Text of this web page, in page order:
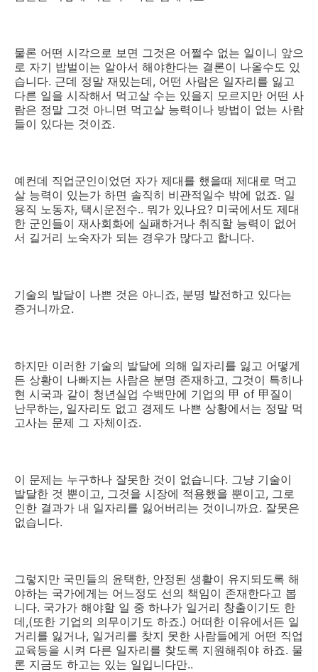
물론 어떤 시각으로 보면 그것은 어쩔수 없는 일이니 앞으
로 자기 밥벌이는 알아서 해야한다는 결론이 나올수도 있
습니다. 근데 정말 재밌는데, 어떤 사람은 일자리를 잃고
다른 일을 시작해서 먹고살 수는 있을지 모르지만 어떤 사
람은 정말 그것 아니면 먹고살 능력이나 방법이 없는 사람
들이 있다는 것이죠.
예컨데 직업군인이었던 자가 제대를 했을때 제대로 먹고
살 능력이 있는가 하면 솔직히 비관적일수 밖에 없죠. 일
용직 노동자, 택시운전수.. 뭐가 있나요? 미국에서도 제대
한 군인들이 재사회화에 실패하거나 취직할 능력이 없어
서 길거리 노숙자가 되는 경우가 많다고 합니다.
기술의 발달이 나쁜 것은 아니죠, 분명 발전하고 있다는
증거니까요.
하지만 이러한 기술의 발달에 의해 일자리를 잃고 어떻게
든 상황이 나빠지는 사람은 분명 존재하고, 그것이 특히나
현 시국과 같이 청년실업 수백만에 기업의 甲 of 甲질이
난무하는, 일자리도 없고 경제도 나쁜 상황에서는 정말 먹
고사는 문제 그 자체이죠.
이 문제는 누구하나 잘못한 것이 없습니다. 그냥 기술이
발달한 것 뿐이고, 그것을 시장에 적용했을 뿐이고, 그로
인한 결과가 내 일자리를 잃어버리는 것이니까요. 잘못은
없습니다.
그렇지만 국민들의 윤택한, 안정된 생활이 유지되도록 해
야하는 국가에게는 어느정도 선의 책임이 존재한다고 봅
니다. 국가가 해야할 일 중 하나가 일거리 창출이기도 한
데,(또한 기업의 의무이기도 하죠.) 어떠한 이유에서든 일
거리를 잃거나, 일거리를 찾지 못한 사람들에게 어떤 직업
교육등을 시켜 다른 일자리를 찾도록 지원해줘야 하죠. 물
론 지금도 하고는 있는 일입니다만..